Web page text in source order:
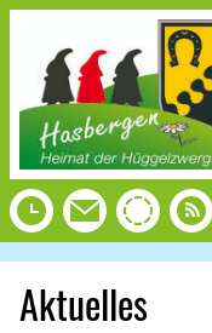
Aktuelles